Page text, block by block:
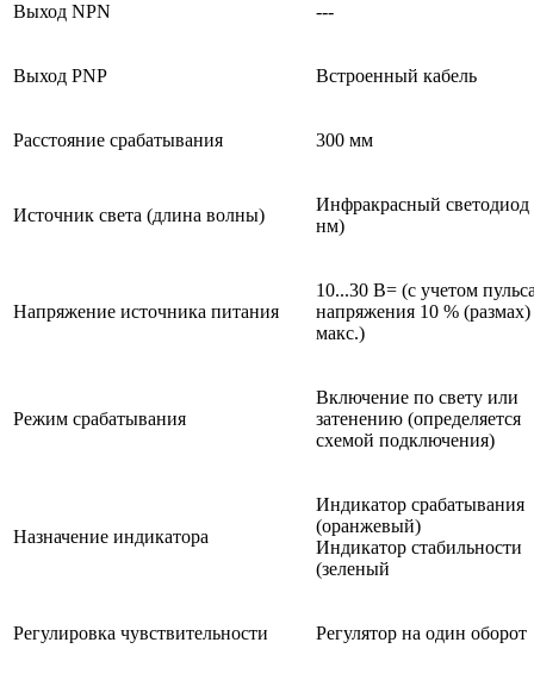
Выход NPN ---
Выход PNP Встроенный кабель
Расстояние срабатывания 300 мм
Источник света (длина волны)
Инфракрасный светодиод
нм)
Напряжение источника питания
10...30 В= (с учетом
напряжения 10 % (размах)
макс.)
Режим срабатывания
Включение по свету или
затенению (определяется
схемой подключения)
Назначение индикатора
Индикатор срабатывания
(оранжевый)
Индикатор стабильности
(зеленый
Регулировка чувствительности Регулятор на один оборот